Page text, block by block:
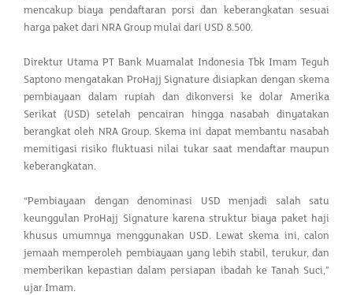
mencakup biaya pendaftaran porsi dan keberangkatan sesuai
harga paket dari NRA Group mulai dari USD 8.500.
Direktur Utama PT Bank Muamalat Indonesia Tbk Imam Teguh
Saptono mengatakan ProHajj Signature disiapkan dengan skema
pembiayaan dalam rupiah dan dikonversi ke dolar Amerika
Serikat (USD) setelah pencairan hingga nasabah dinyatakan
berangkat oleh NRA Group. Skema ini dapat membantu nasabah
memitigasi risiko fluktuasi nilai tukar saat mendaftar maupun
keberangkatan.
“Pembiayaan dengan denominasi USD menjadi salah satu
keunggulan ProHajj Signature karena struktur biaya paket haji
khusus umumnya menggunakan USD. Lewat skema ini, calon
jemaah memperoleh pembiayaan yang lebih stabil, terukur, dan
memberikan kepastian dalam persiapan ibadah ke Tanah Suci,”
ujar Imam.